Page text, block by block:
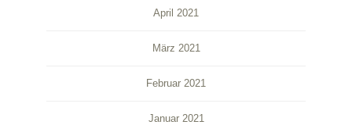
April 2021
März 2021
Februar 2021
Januar 2021